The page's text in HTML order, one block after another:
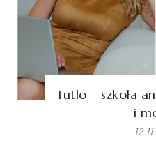
Tutlo – szkoła
i